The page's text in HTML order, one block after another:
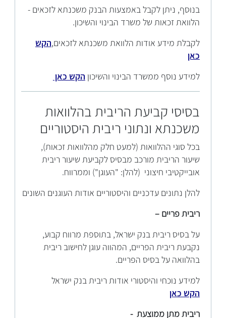
בנוסף, ניתן לקבל באמצעות הבנק משכנתא לזכאים -
הלוואת זכאות של משרד הבינוי והשיכון.
לקבלת מידע אודות הלוואת משכנתא לזכאים,הקש
כאן
למידע נוסף ממשרד הבינוי והשיכון הקש כאן
בסיסי קביעת הריבית בהלוואות
משכנתא ונתוני ריבית היסטוריים
בכל סוגי ההלוואות (למעט חלק מהלוואות זכאות),
שיעור הריבית מורכב מבסיס לקביעת שיעור ריבית
אובייקטיבי חיצוני (להלן: "העוגן") וממרווח.
להלן נתונים עדכניים והיסטוריים אודות העוגנים השונים
ריבית פריים –
על בסיס ריבית בנק ישראל, בתוספת מרווח קבוע,
נקבעת ריבית הפריים, המהווה עוגן לחישוב ריבית
בהלוואה על בסיס הפריים.
למידע נוכחי והיסטורי אודות ריבית בנק ישראל
הקש כאן
ריבית מתן ממוצעת -